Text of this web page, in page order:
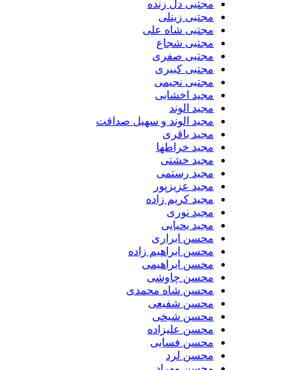
مجتبی دل زنده
مجتبی زینلی
مجتبی شاه علی
مجتبی شجاع
مجتبی صفری
مجتبی کبیری
مجتبی نجیمی
مجید اخشابی
مجید الوند‎
مجید الوند و سهیل صداقت
مجید باقری
مجید خراطها
مجید خشتی
مجید رستمی
مجید عزیزپور
مجید کریم زاده
مجید نوری
مجید یحیایی
محسن ابراری
محسن ابراهیم زاده
محسن ابراهیمی
محسن چاوشی
محسن شاه محمدی
محسن شفیعی
محسن شیخی
محسن علیزاده
محسن فسایی
محسن لرد